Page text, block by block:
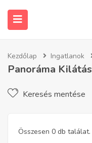
Kezdőlap Ingatlanok
Panoráma Kilátás
Keresés mentése
Összesen 0 db találat.